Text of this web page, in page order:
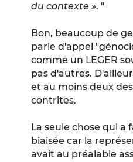
du contexte ». "
Bon, beaucoup de
parle d'appel
comme un LEGER
pas d'autres.
et au moins deux
contrites.
La seule chose qui
biaisée car la
avait au préalable